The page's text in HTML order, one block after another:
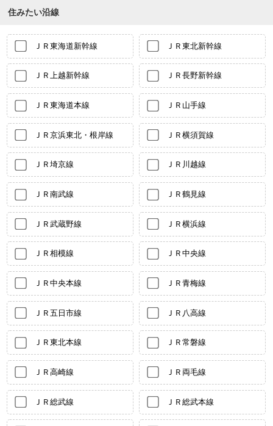
住みたい沿線
ＪＲ東海道新幹線 ＪＲ東北新幹線
ＪＲ上越新幹線 ＪＲ長野新幹線
ＪＲ東海道本線 ＪＲ山手線
ＪＲ京浜東北・根岸線 ＪＲ横須賀線
ＪＲ埼京線 ＪＲ川越線
ＪＲ南武線 ＪＲ鶴見線
ＪＲ武蔵野線 ＪＲ横浜線
ＪＲ相模線 ＪＲ中央線
ＪＲ中央本線 ＪＲ青梅線
ＪＲ五日市線 ＪＲ八高線
ＪＲ東北本線 ＪＲ常磐線
ＪＲ高崎線 ＪＲ両毛線
ＪＲ総武線 ＪＲ総武本線